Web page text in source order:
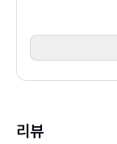
06 이미지 회전
07 단계별 작업
01 레이어의 개념
리뷰